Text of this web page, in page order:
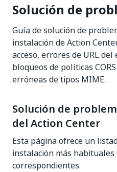
Solución de
Guía de solución de
instalación de Action
acceso, errores de URL
bloqueos de políticas
erróneas de tipos MIME.
Solución de
del Action Center
Esta página ofrece un
instalación más habituales
correspondientes.